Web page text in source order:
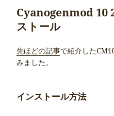
Cyanogenmod 10
ストール
先ほどの記事で紹介した
みました。
インストール方法